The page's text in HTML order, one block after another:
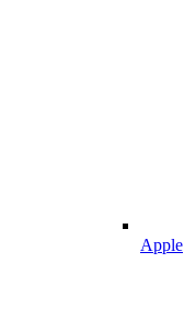
Apple